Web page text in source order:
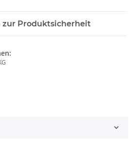
zur Produktsicherheit